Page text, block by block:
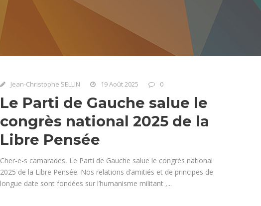
Jean-Christophe SELLIN 19 Août 2025 0
Le Parti de Gauche salue le
congrès national 2025 de la
Libre Pensée
Cher-e-s camarades, Le Parti de Gauche salue le congrès national
2025 de la Libre Pensée. Nos relations d’amitiés et de principes de
longue date sont fondées sur l’humanisme militant ,...